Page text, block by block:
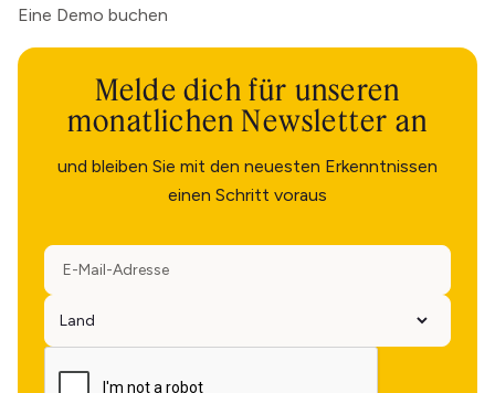
Eine Demo buchen
Melde dich für unseren
monatlichen Newsletter an
und bleiben Sie mit den neuesten Erkenntnissen
einen Schritt voraus